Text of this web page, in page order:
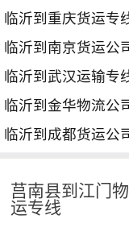
临沂到重庆货运专
临沂到南京货运公
临沂到武汉运输专
临沂到金华物流公
临沂到成都货运公
莒南县到江门
运专线